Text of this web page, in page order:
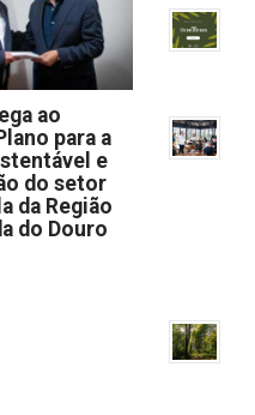
ao
para a
e
do setor
da Região
do Douro